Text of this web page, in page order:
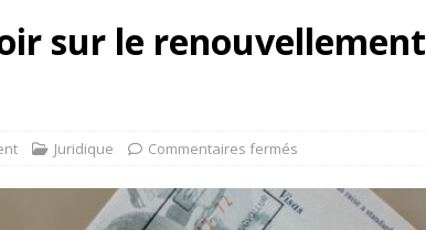
sur le renouvellement
Juridique Commentaires fermés